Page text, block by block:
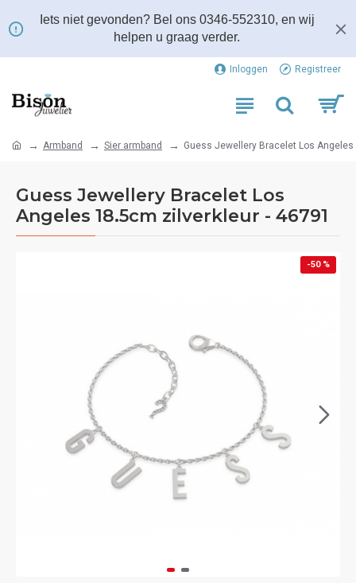
Iets niet gevonden? Bel ons 0346-552310, en wij
helpen u graag verder.
Inloggen Registreer
Armband Sier armband Guess Jewellery Bracelet Los
Guess Jewellery Bracelet Los
Angeles 18.5cm zilverkleur - 46791
-50 %